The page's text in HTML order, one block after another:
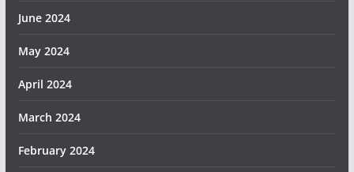
June 2024
May 2024
April 2024
March 2024
February 2024